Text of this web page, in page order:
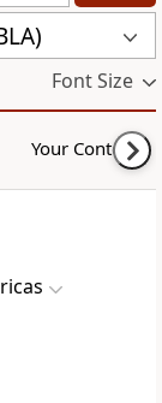
Font Size
Your Content